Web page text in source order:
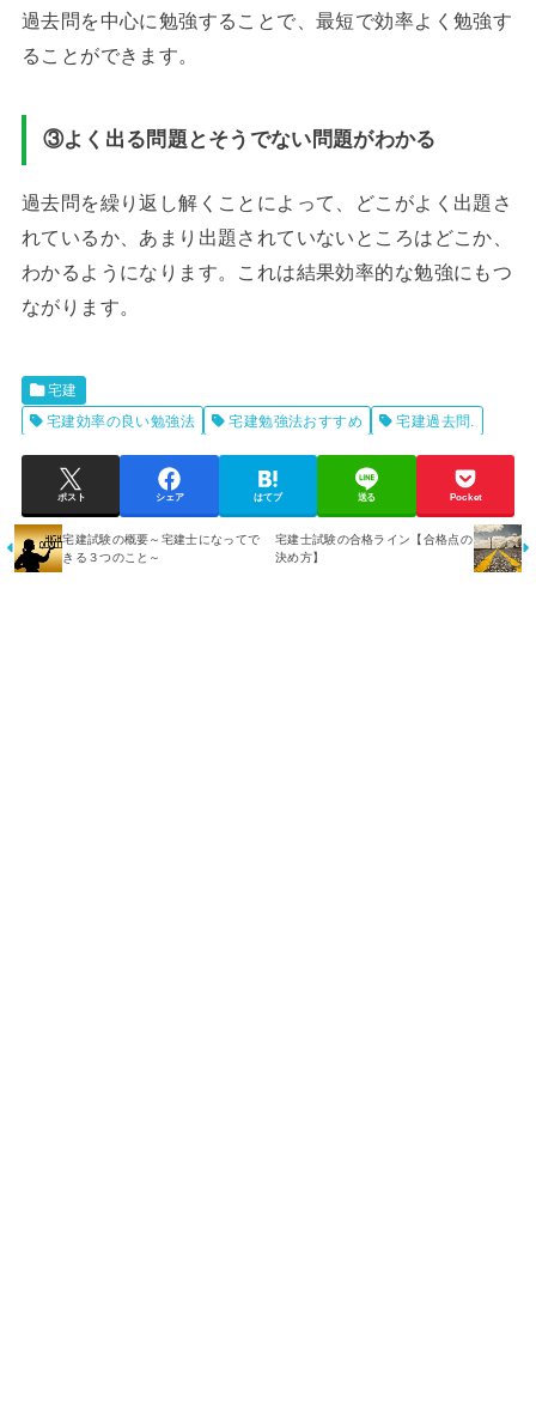
過去問を中心に勉強することで、最短で効率よく勉強す
ることができます。
③よく出る問題とそうでない問題がわかる
過去問を繰り返し解くことによって、どこがよく出題さ
れているか、あまり出題されていないところはどこか、
わかるようになります。これは結果効率的な勉強にもつ
ながります。
宅建
宅建効率の良い勉強法
宅建勉強法おすすめ 宅建過去問.
ポスト シェア はてブ 送る Pocket
宅建試験の概要～宅建士になってで
きる３つのこと～
宅建士試験の合格ライン【合格点の
決め方】